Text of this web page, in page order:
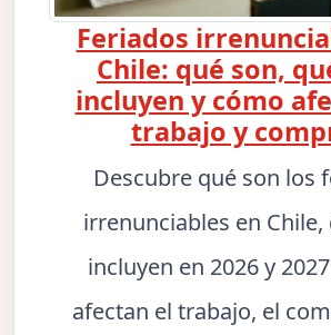
Feriados
Chile: qué son,
incluyen y cómo
trabajo y
Descubre qué son los
irrenunciables en Chile,
incluyen en 2026 y
afectan el trabajo, el